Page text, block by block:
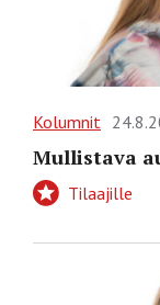
Kolumnit
Mullistava
Tilaajille